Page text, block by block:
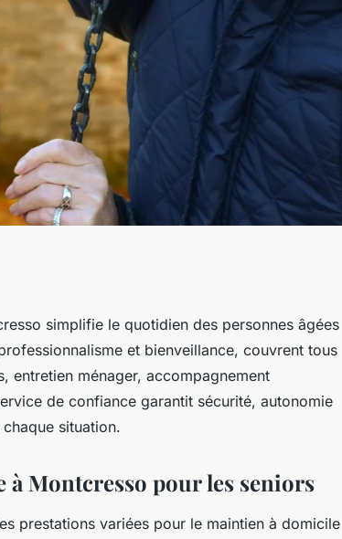
âgées
simplifie le quotidien des personnes âgées
et bienveillance, couvrent tous
entretien ménager, accompagnement
de confiance garantit sécurité, autonomie
situation.
à Montcresso pour les seniors
prestations variées pour le maintien à domicile